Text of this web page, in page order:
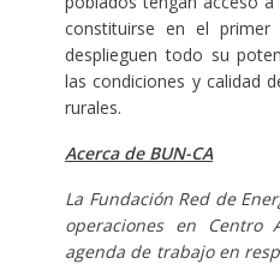
constituirse en el
desplieguen todo su
las condiciones y calidad
rurales.
Acerca de BUN-CA
La Fundación Red de
operaciones en Centro
agenda de trabajo en